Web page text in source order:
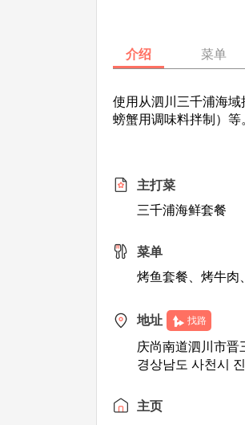
介绍 菜单
使用从泗川三千浦海
螃蟹用调味料拌制）等
主打菜
三千浦海鲜套餐
菜单
烤鱼套餐、烤牛肉
地址 找路
庆尚南道泗川市晋
경상남도 사천시
主页